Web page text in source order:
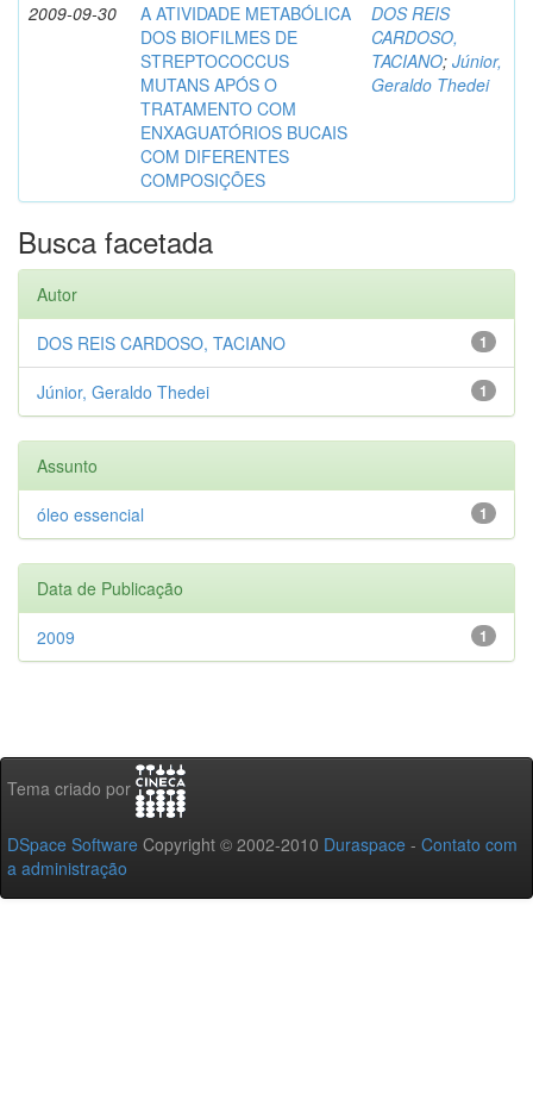
2009-09-30
A ATIVIDADE METABÓLICA
DOS BIOFILMES DE
STREPTOCOCCUS
MUTANS APÓS O
TRATAMENTO COM
ENXAGUATÓRIOS BUCAIS
COM DIFERENTES
COMPOSIÇÕES
DOS REIS
CARDOSO,
TACIANO; Júnior,
Geraldo Thedei
Busca facetada
Autor
1
DOS REIS CARDOSO, TACIANO
1
Júnior, Geraldo Thedei
Assunto
1
óleo essencial
Data de Publicação
1
2009
Tema criado por
DSpace Software Copyright © 2002-2010 Duraspace - Contato com
a administração